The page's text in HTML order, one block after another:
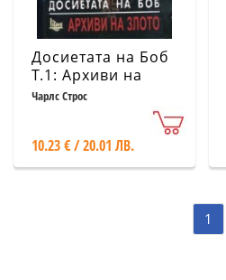
Досиетата на Боб
Т.1: Архиви на
злото
Чарлс Строс
10.23 € / 20.01 ЛВ.
1